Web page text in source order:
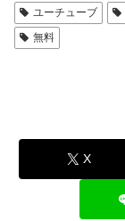
ユーチューブ
無料
X